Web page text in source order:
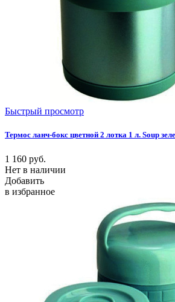
Быстрый просмотр
Термос ланч-бокс цветной 2 лотка 1 л. Soup
1 160 руб.
Нет в наличии
Добавить
в избранное